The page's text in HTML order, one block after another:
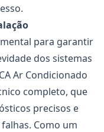
para garantir
dos sistemas
Ar Condicionado
completo, que
precisos e
Como um